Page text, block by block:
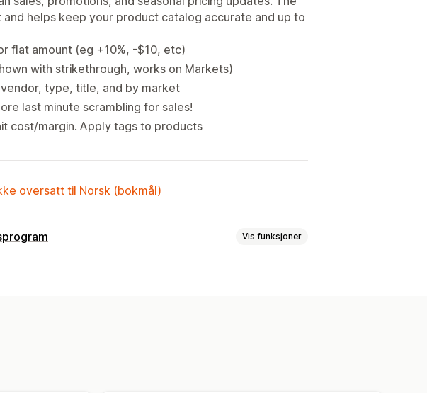
helps keep your product catalog accurate and up to
flat amount (eg +10%, -$10, etc)
with strikethrough, works on Markets)
type, title, and by market
last minute scrambling for sales!
cost/margin. Apply tags to products
oversatt til Norsk (bokmål)
Vis funksjoner